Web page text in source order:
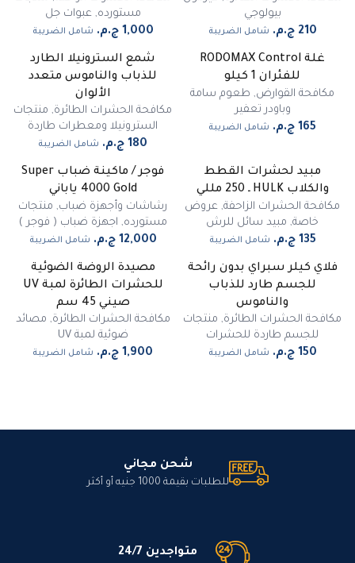
بيولوجي
شامل الضريبة
مستورده,عبوات جل
شامل الضريبة
غلة RODOMAX Control
للفئران 1 كيلو
مكافحة القوارض, طعوم سامة
وباودر تعفير
شامل الضريبة
شمع السترونيلا الطارد
للذباب والناموس متعدد
الألوان
مكافحة الحشرات الطائرة, منتجات
السترونيلا ومعطرات طاردة
شامل الضريبة
مبيد لحشرات القطط
والكلاب HULK ـ 250 مللي
مكافحة الحشرات الزاحفة, عروض
خاصة, مبيد سائل للرش
شامل الضريبة
غير متوفرفوجر / ماكينة ضباب Super
4000 Gold ياباني
رشاشات وأجهزة ضباب, منتجات
مستورده, اجهزة ضباب ( فوجر )
شامل الضريبة
فلاي كيلر سبراي بدون رائحة
للجسم طارد للذباب
والناموس
مكافحة الحشرات الطائرة, منتجات
للجسم طاردة للحشرات
شامل الضريبة
مصيدة الروضة الضوئية
للحشرات الطائرة لمبة UV
صيني 45 سم
مكافحة الحشرات الطائرة, مصائد
ضوئية لمبة UV
شامل الضريبة
شحن مجاني
للطلبات بقيمة 1000 جنيه أو أكثر
متواجدين 24/7